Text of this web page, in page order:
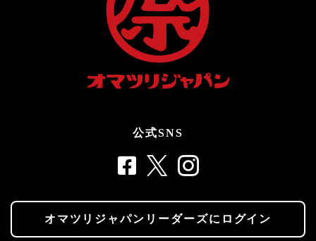
公式SNS
オマツリジャパンリーダーズにログイン